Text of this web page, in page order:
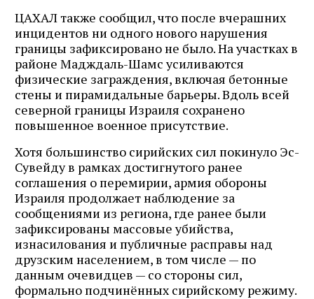
ЦАХАЛ также сообщил, что после вчерашних
инцидентов ни одного нового нарушения
границы зафиксировано не было. На участках в
районе Мадждаль-Шамс усиливаются
физические заграждения, включая бетонные
стены и пирамидальные барьеры. Вдоль всей
северной границы Израиля сохранено
повышенное военное присутствие.
Хотя большинство сирийских сил покинуло Эс-
Сувейду в рамках достигнутого ранее
соглашения о перемирии, армия обороны
Израиля продолжает наблюдение за
сообщениями из региона, где ранее были
зафиксированы массовые убийства,
изнасилования и публичные расправы над
друзским населением, в том числе — по
данным очевидцев — со стороны сил,
формально подчинённых сирийскому режиму.